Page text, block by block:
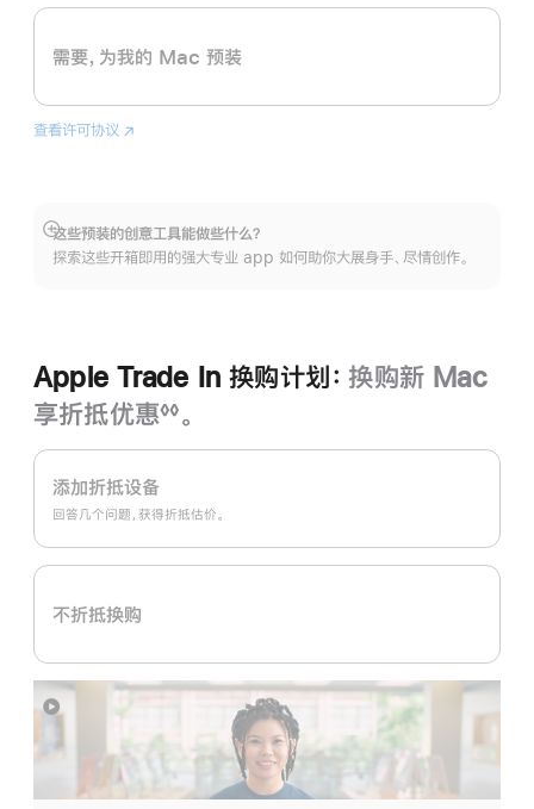
需要，为我的 Mac 预装
查看许可协议 Logic
(在
中
打
这些预装的创意工具能做些什么？
探索这些开箱即用的强大专业 app 如何助你大展身手、尽情创作。
展
开
Apple Trade In 换购计划： 换购新 Mac
享折抵优惠
注
◊◊ 。
Apple
Trade
换
购
划：
添加折抵设备
回答几个问题，获得折抵估价。
不折抵换购
展
开